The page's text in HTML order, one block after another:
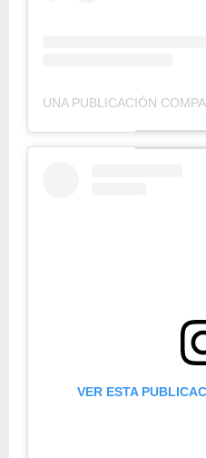
VER ESTA